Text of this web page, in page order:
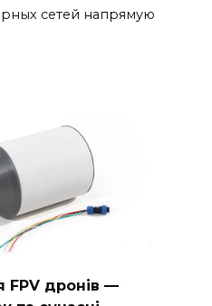
сетей напрямую
FPV дронів —